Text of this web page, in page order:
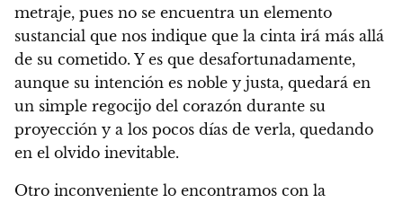
metraje, pues no se encuentra un elemento
sustancial que nos indique que la cinta irá más allá
de su cometido. Y es que desafortunadamente,
aunque su intención es noble y justa, quedará en
un simple regocijo del corazón durante su
proyección y a los pocos días de verla, quedando
en el olvido inevitable.
Otro inconveniente lo encontramos con la